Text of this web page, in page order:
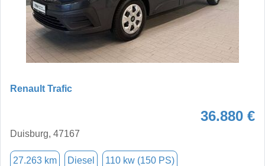
Renault Trafic
36.880 €
Duisburg, 47167
27.263 km Diesel 110 kw (150 PS)